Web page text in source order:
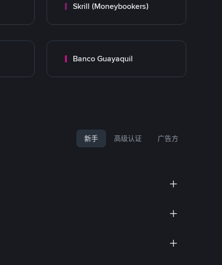
Skrill (Moneybookers)
Banco Guayaquil
新手 高级认证 广告方